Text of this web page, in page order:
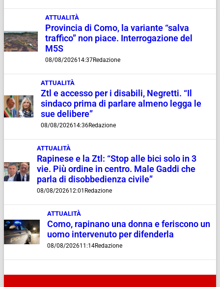
ATTUALITÀ
Provincia di Como, la variante “salva
traffico” non piace. Interrogazione del
M5S
08/08/202614:37Redazione
ATTUALITÀ
Ztl e accesso per i disabili, Negretti. “Il
sindaco prima di parlare almeno legga le
sue delibere”
08/08/202614:36Redazione
ATTUALITÀ
Rapinese e la Ztl: “Stop alle bici solo in 3
vie. Più ordine in centro. Male Gaddi che
parla di disobbedienza civile”
08/08/202612:01 Redazione
ATTUALITÀ
Como, rapinano una donna e feriscono un
uomo intervenuto per difenderla
08/08/202611:14Redazione